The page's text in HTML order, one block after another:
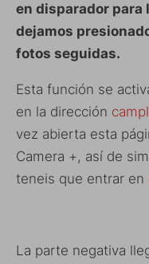
en disparador para
dejamos
fotos seguidas.
Esta función se
en la dirección
vez abierta esta
Camera +, así de
teneis que entrar en
La parte negativa